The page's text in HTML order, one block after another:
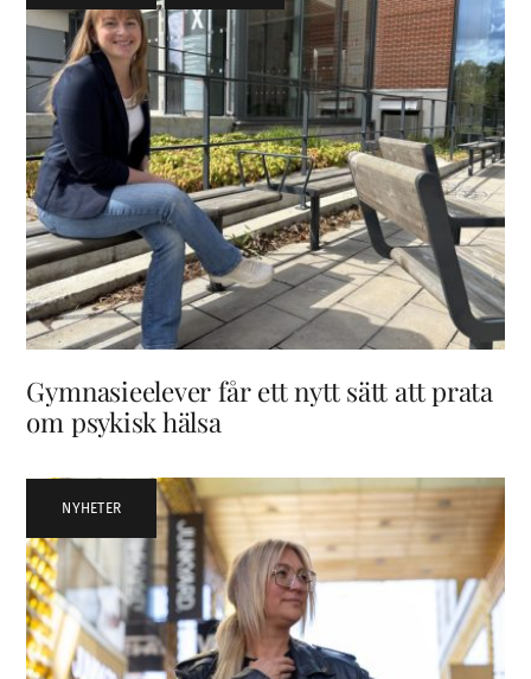
Gymnasieelever får ett nytt sätt att prata
om psykisk hälsa
NYHETER